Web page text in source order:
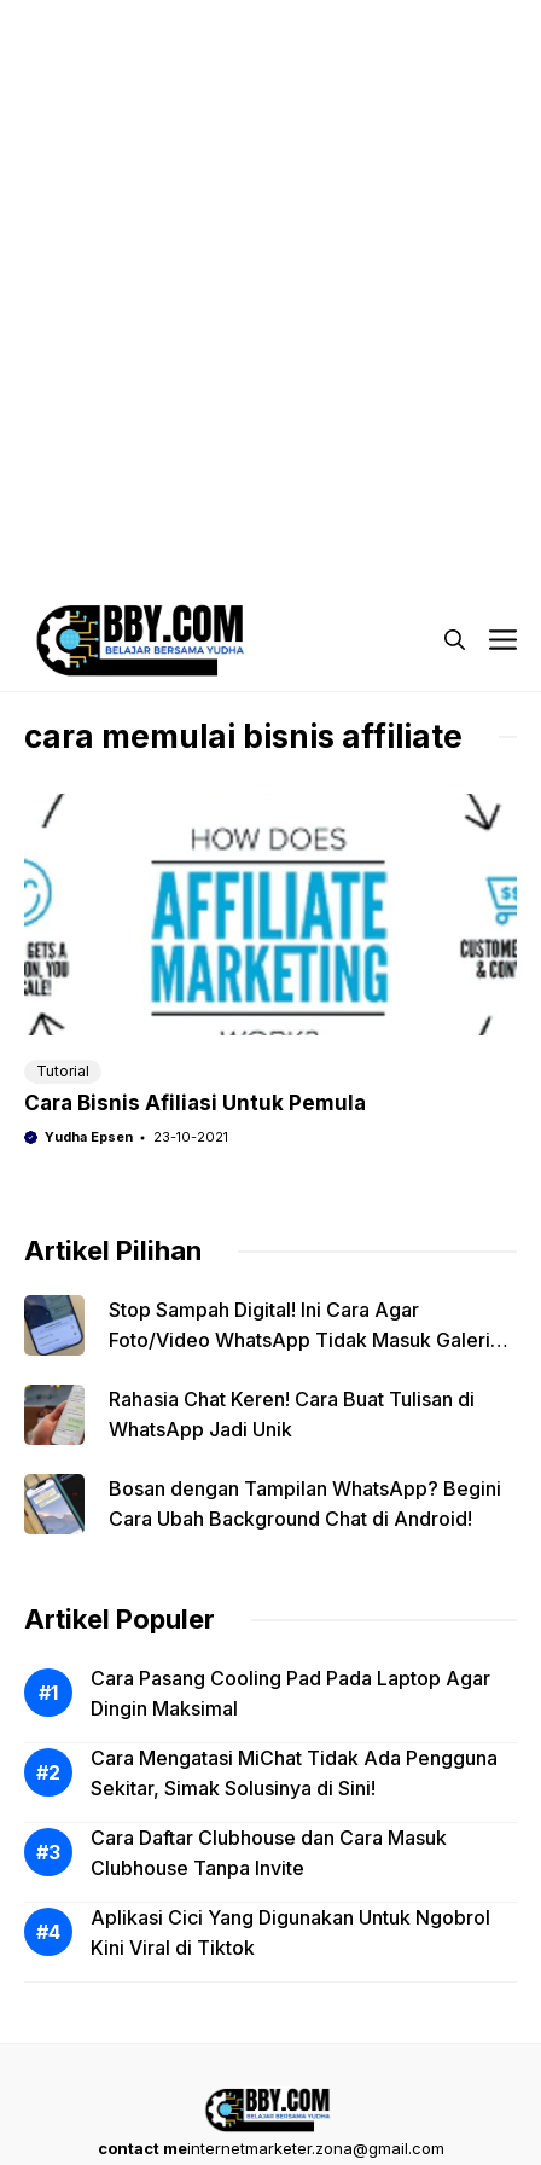
cara memulai bisnis affiliate
Tutorial
Cara Bisnis Afiliasi Untuk Pemula
Yudha Epsen 23-10-2021
Artikel Pilihan
Stop Sampah Digital! Ini Cara Agar
Foto/Video WhatsApp Tidak Masuk Galeri
Rahasia Chat Keren! Cara Buat Tulisan di
WhatsApp Jadi Unik
Bosan dengan Tampilan WhatsApp? Begini
Cara Ubah Background Chat di Android!
Artikel Populer
Cara Pasang Cooling Pad Pada Laptop Agar
Dingin Maksimal
Cara Mengatasi MiChat Tidak Ada Pengguna
Sekitar, Simak Solusinya di Sini!
Cara Daftar Clubhouse dan Cara Masuk
Clubhouse Tanpa Invite
Aplikasi Cici Yang Digunakan Untuk Ngobrol
Kini Viral di Tiktok
contact meinternetmarketer.zona@gmail.com